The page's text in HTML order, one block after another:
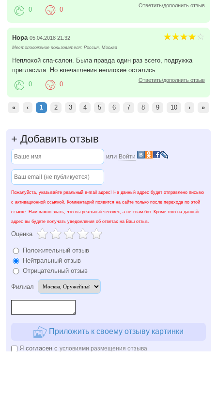
Ответить/дополнить отзыв
0 0
Нора 05.04.2018 21:32
Местоположение пользователя: Россия, Москва
Неплохой спа-салон. Была правда один раз всего, подружка
пригласила. Но впечатления неплохие остались
Ответить/дополнить отзыв
0 0
« ‹ 1 2 3 4 5 6 7 8 9 10 › »
+ Добавить отзыв
или Войти
Пожалуйста, указывайте реальный e-mail адрес! На данный адрес будет отправлено письмо
с активационной ссылкой. Комментарий появится на сайте только после перехода по этой
ссылке. Нам важно знать, что вы реальный человек, а не спам-бот. Кроме того на данный
адрес вы будете получать уведомления об ответах на Ваш отзыв.
Оценка
Положительный отзыв
Нейтральный отзыв
Отрицательный отзыв
Филиал
Приложить к своему отзыву картинки
Я согласен с условиями размещения отзыва